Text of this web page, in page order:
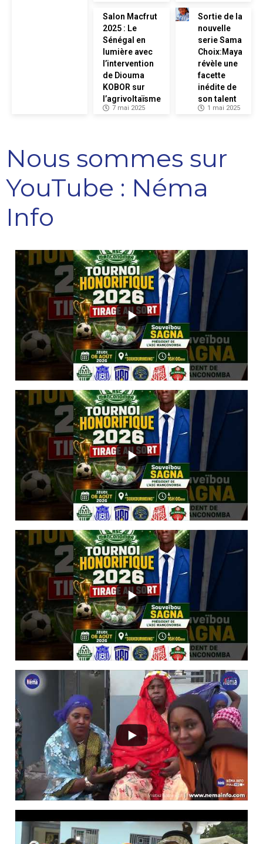
Salon Macfrut
2025 : Le
Sénégal en
lumière avec
l’intervention
de Diouma
KOBOR sur
l’agrivoltaïsme
7 mai 2025
Sortie de la
nouvelle
serie Sama
Choix:Maya
révèle une
facette
inédite de
son talent
1 mai 2025
Nous sommes sur
YouTube : Néma
Info